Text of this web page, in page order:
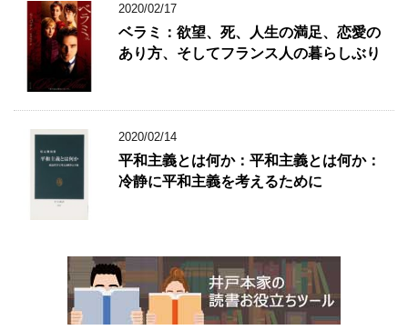
2020/02/17
ベラミ：欲望、死、人生の満足、恋愛の
あり方、そしてフランス人の暮らしぶり
2020/02/14
平和主義とは何か：平和主義とは何か：
冷静に平和主義を考えるために